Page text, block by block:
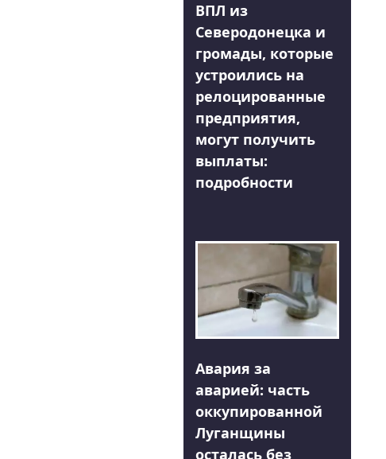
ВПЛ из
Северодонецка и
громады, которые
устроились на
релоцированные
предприятия,
могут получить
выплаты:
подробности
Авария за
аварией: часть
оккупированной
Луганщины
осталась без